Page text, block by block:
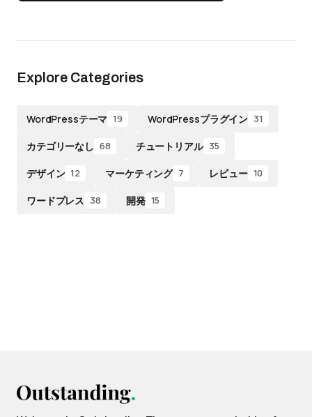
Explore Categories
WordPressテーマ 19 WordPressプラグイン 31
カテゴリーなし 68 チュートリアル 35
デザイン 12 マーケティング 7 レビュー 10
ワードプレス 38 開発 15